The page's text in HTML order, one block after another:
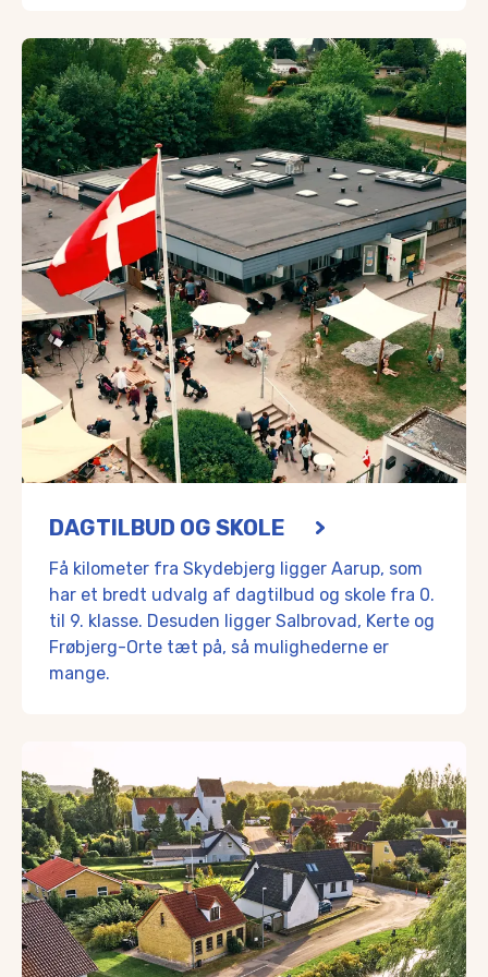
DAGTILBUD OG SKOLE
Få kilometer fra Skydebjerg ligger Aarup, som
har et bredt udvalg af dagtilbud og skole fra 0.
til 9. klasse. Desuden ligger Salbrovad, Kerte og
Frøbjerg-Orte tæt på, så mulighederne er
mange.
Handel og erhverv
I nabobyen Aarup er der rig mulighed for at foretage alle
Der er fire dagligvarebutikker, en bank og mere end 20
Det gode handelsliv og byens fællesskab mærkes
Du kan også være med til byfest et par gange om året,